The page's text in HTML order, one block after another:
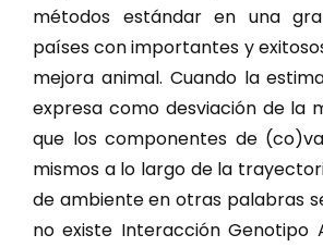
métodos estándar en una
países con importantes y
mejora animal. Cuando la
expresa como desviación de la
que los componentes de
mismos a lo largo de la
de ambiente en otras palabras
no existe Interacción Genotipo